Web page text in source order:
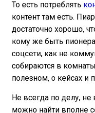
То есть потреблять
контент там есть.
достаточно хорошо,
кому же быть
соцсети, как не
собираются в
полезном, о кейсах и
Не всегда по делу, не
можно найти вполне